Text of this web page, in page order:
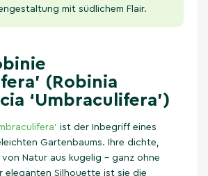
mit südlichem Flair.
(Robinia
‘Umbraculifera’)
ist der Inbegriff eines
Gartenbaums. Ihre dichte,
Natur aus kugelig – ganz ohne
eleganten Silhouette ist sie die